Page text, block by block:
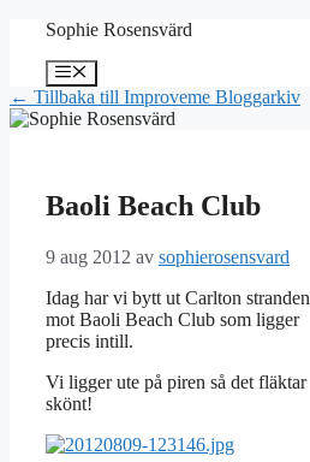
Hoppa
innehåll
Sophie Rosensvärd
Meny
← Tillbaka till Improveme Bloggarkiv
Baoli Beach Club
9 aug 2012 av sophierosensvard
Idag har vi bytt ut Carlton stranden
mot Baoli Beach Club som ligger
precis intill.
Vi ligger ute på piren så det fläktar
skönt!